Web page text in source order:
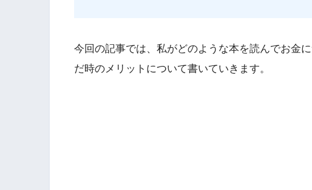
今回の記事では、私がどのような本を読んでお金
だ時のメリットについて書いていきます。